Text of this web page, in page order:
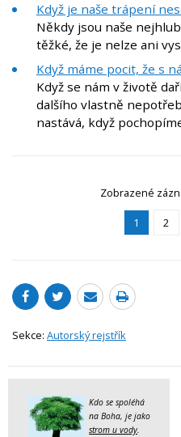
Když je naše trápení
Někdy jsou naše
těžké, že je nelze ani
Když máme pocit, že s
Když se nám v životě
dalšího vlastně
nastává, když
Zobrazené
1 2
Sekce: Autorský rejstřík
Kdo se spoléhá
na Boha, je jako
strom u vody.